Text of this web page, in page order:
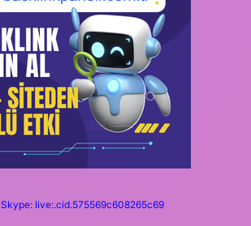
Skype: live:.cid.575569c608265c69